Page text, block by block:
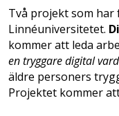
Två projekt som har
Linnéuniversitetet.
kommer att leda
en tryggare digital
äldre personers
Projektet kommer